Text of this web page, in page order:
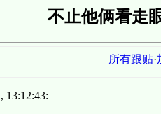
不止他俩看走
所有跟贴·
13:12:43: